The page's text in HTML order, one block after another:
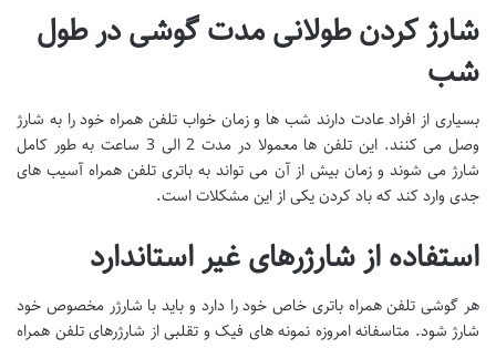
شارژ کردن طولانی مدت گوشی در طول
شب
بسیاری از افراد عادت دارند شب ها و زمان خواب تلفن همراه خود را به شارژ
وصل می کنند. این تلفن ها معمولا در مدت 2 الی 3 ساعت به طور کامل
شارژ می شوند و زمان بیش از آن می تواند به باتری تلفن همراه آسیب های
جدی وارد کند که باد کردن یکی از این مشکلات است.
استفاده از شارژرهای غیر استاندارد
هر گوشی تلفن همراه باتری خاص خود را دارد و باید با شارژر مخصوص خود
شارژ شود. متاسفانه امروزه نمونه های فیک و تقلبی از شارژرهای تلفن همراه